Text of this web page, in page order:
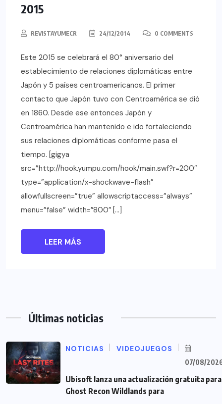
2015
REVISTAYUMECR 24/12/2014 0 COMMENTS
Este 2015 se celebrará el 80° aniversario del
establecimiento de relaciones diplomáticas entre
Japón y 5 países centroamericanos. El primer
contacto que Japón tuvo con Centroamérica se dió
en 1860. Desde ese entonces Japón y
Centroamérica han mantenido e ido fortaleciendo
sus relaciones diplomáticas conforme pasa el
tiempo. [gigya
src=”http://hook.yumpu.com/hook/main.swf?r=200″
type=”application/x-shockwave-flash”
allowfullscreen=”true” allowscriptaccess=”always”
menu=”false” width=”800″ […]
LEER MÁS
Últimas noticias
NOTICIAS VIDEOJUEGOS
07/08/
Ubisoft lanza una actualización gratuita para
Ghost Recon Wildlands para